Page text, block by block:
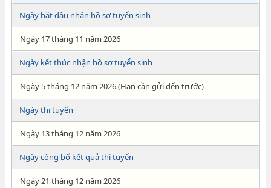
Ngày bắt đầu nhận hồ sơ tuyển sinh
Ngày 17 tháng 11 năm 2026
Ngày kết thúc nhận hồ sơ tuyển sinh
Ngày 5 tháng 12 năm 2026 (Hạn cần gửi đến trước)
Ngày thi tuyển
Ngày 13 tháng 12 năm 2026
Ngày công bố kết quả thi tuyển
Ngày 21 tháng 12 năm 2026